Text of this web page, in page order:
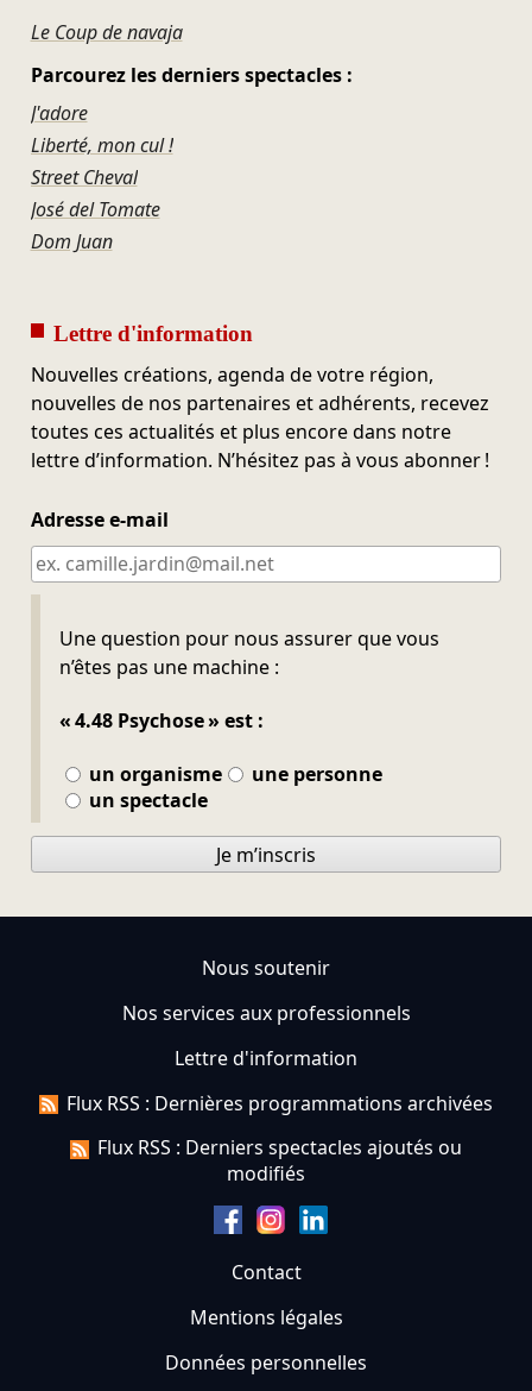
Le Coup de navaja
Parcourez les derniers spectacles :
J'adore
Liberté, mon cul !
Street Cheval
José del Tomate
Dom Juan
Lettre d'information
Nouvelles créations, agenda de votre région,
nouvelles de nos partenaires et adhérents, recevez
toutes ces actualités et plus encore dans notre
lettre d’information. N’hésitez pas à vous abonner !
Adresse e-mail
Une question pour nous assurer que vous
n’êtes pas une machine :
« 4.48 Psychose » est :
un organisme
une personne
un spectacle
Ne pas remplir
Je m’inscris
Nous soutenir
Nos services aux professionnels
Lettre d'information
Flux RSS : Dernières programmations archivées
Flux RSS : Derniers spectacles ajoutés ou
modifiés
Contact
Mentions légales
Données personnelles